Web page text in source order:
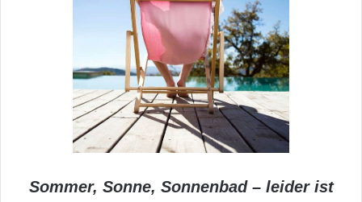
Sommer, Sonne, Sonnenbad – leider ist